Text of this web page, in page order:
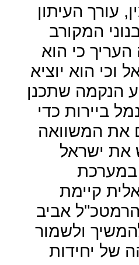
עורך העיתון
המקורב
כי הוא
וכי הוא יוציא
הנקמה שתכנן
ביירות כדי
את המשוואה
את ישראל
במערכת
קיימת
אביב
ולשמור
של יחידות